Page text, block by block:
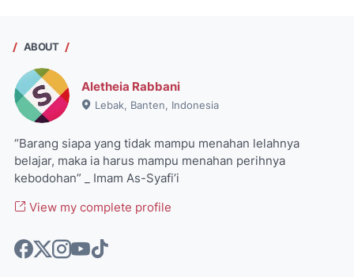
ABOUT
Aletheia Rabbani
Lebak, Banten, Indonesia
“Barang siapa yang tidak mampu menahan lelahnya
belajar, maka ia harus mampu menahan perihnya
kebodohan” _ Imam As-Syafi’i
View my complete profile